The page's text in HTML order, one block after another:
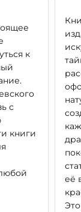
к
с
книги
её